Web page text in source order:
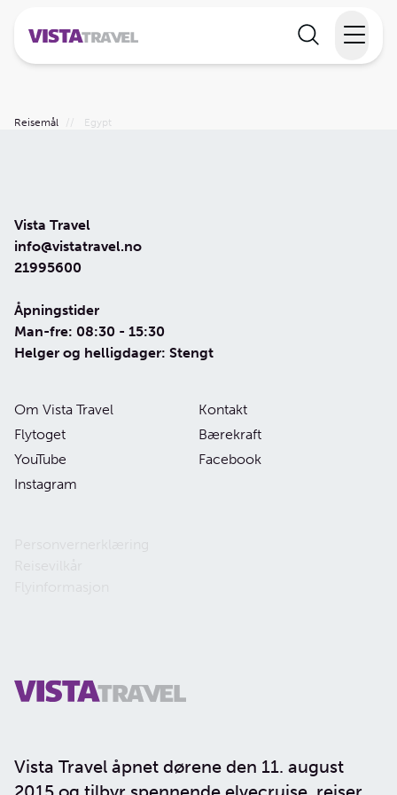
Reisekalender
Min reise
Reisemål // Egypt
Vista Travel åpnet dørene den 11. august
Vista Travel
info@vistatravel.no
21995600
Åpningstider
Man-fre: 08:30 - 15:30
Helger og helligdager: Stengt
Om Vista Travel
Kontakt
Flytoget
Bærekraft
YouTube
Facebook
Instagram